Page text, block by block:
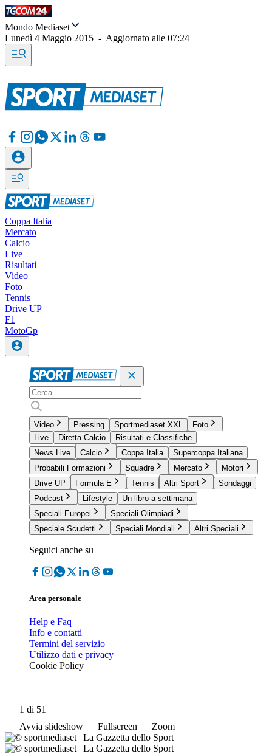
Mondo Mediaset
Lunedì 4 Maggio 2015 - Aggiornato alle 07:24
Coppa Italia
Mercato
Calcio
Live
Risultati
Video
Foto
Tennis
Drive UP
F1
MotoGp
Video Pressing Sportmediaset XXL
Foto
Live
Diretta Calcio
Risultati e Classifiche
News Live
Calcio Coppa Italia
Supercoppa Italiana
Probabili Formazioni
Squadre Mercato
Motori
Drive UP
Formula E Tennis Altri Sport
Sondaggi
Podcast
Lifestyle
Un libro a settimana
Speciali Europei
Speciali Olimpiadi
Speciale Scudetti
Speciali Mondiali Altri Speciali
Seguici anche su
Area personale
Help e Faq
Info e contatti
Termini del servizio
Utilizzo dati e privacy
Cookie Policy
1 di 51
Avvia slideshow
Fullscreen Zoom